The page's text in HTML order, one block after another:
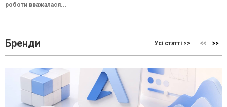
роботи вважалася...
Бренди Усі статті >>